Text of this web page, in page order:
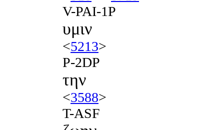
V-PAI-1P
υμιν
<5213>
P-2DP
την
<3588>
T-ASF